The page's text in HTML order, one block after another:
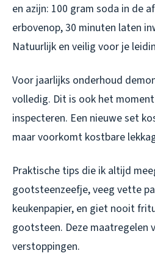
en azijn: 100 gram soda in de
erbovenop, 30 minuten laten
Natuurlijk en veilig voor je
Voor jaarlijks onderhoud
volledig. Dit is ook het
inspecteren. Een nieuwe set
maar voorkomt kostbare
Praktische tips die ik altijd
gootsteenzeefje, veeg vette
keukenpapier, en giet nooit
gootsteen. Deze maatregelen
verstoppingen.